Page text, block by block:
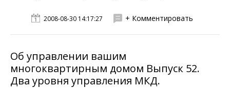
2008-08-30 14:17:27 + Комментировать
Об управлении вашим
многоквартирным домом Выпуск 52.
Два уровня управления МКД.